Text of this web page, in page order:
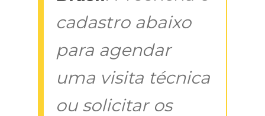
cadastro abaixo
para agendar
uma visita técnica
ou solicitar os